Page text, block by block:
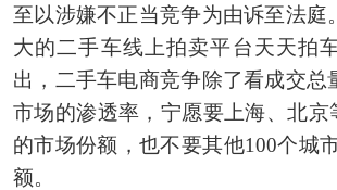
至以涉嫌不正当竞争为由诉至法庭
大的二手车线上拍卖平台天天拍
出，二手车电商竞争除了看成交总
市场的渗透率，宁愿要上海、北京
的市场份额，也不要其他100个城
额。